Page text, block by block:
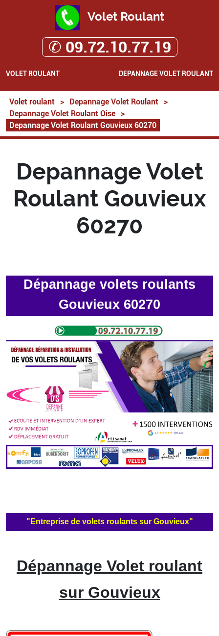
Volet Roulant
✆ 09.72.10.77.19
VOLET ROULANT DEPANNAGE VOLET ROULANT
Volet roulant > Depannage Volet Roulant
>
Depannage Volet Roulant Oise
>
Depannage Volet Roulant Gouvieux 60270
Depannage Volet
Roulant Gouvieux
60270
Dépannage volets roulants
Gouvieux 60270
"Entreprise de volets roulants sur Gouvieux"
Dépannage Volet roulant
sur Gouvieux